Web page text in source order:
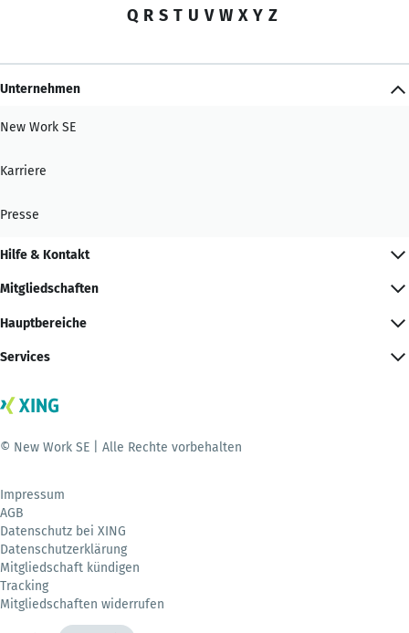
Q R S T U V W X Y Z
Unternehmen
New Work SE
Karriere
Presse
Hilfe & Kontakt
Mitgliedschaften
Hauptbereiche
Services
© New Work SE | Alle Rechte vorbehalten
Impressum
AGB
Datenschutz bei XING
Datenschutzerklärung
Mitgliedschaft kündigen
Tracking
Mitgliedschaften widerrufen